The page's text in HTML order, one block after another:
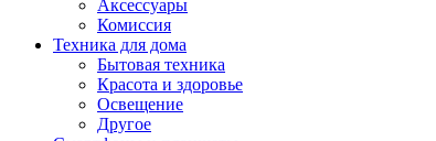
Аксессуары
Комиссия
Техника для дома
Бытовая техника
Красота и здоровье
Освещение
Другое